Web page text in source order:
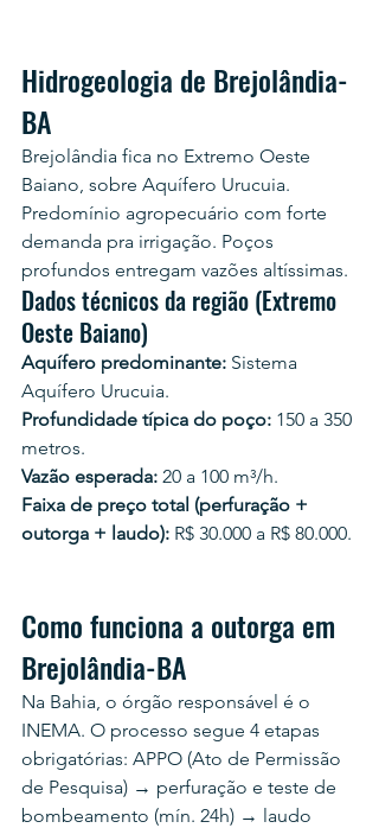
Hidrogeologia de Brejolândia-
BA
Brejolândia fica no Extremo Oeste
Baiano, sobre Aquífero Urucuia.
Predomínio agropecuário com forte
demanda pra irrigação. Poços
profundos entregam vazões altíssimas.
Dados técnicos da região (Extremo
Oeste Baiano)
Aquífero predominante: Sistema
Aquífero Urucuia.
Profundidade típica do poço: 150 a 350
metros.
Vazão esperada: 20 a 100 m³/h.
Faixa de preço total (perfuração +
outorga + laudo): R$ 30.000 a R$ 80.000.
Como funciona a outorga em
Brejolândia-BA
Na Bahia, o órgão responsável é o
INEMA. O processo segue 4 etapas
obrigatórias: APPO (Ato de Permissão
de Pesquisa) → perfuração e teste de
bombeamento (mín. 24h) → laudo